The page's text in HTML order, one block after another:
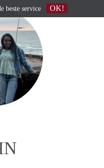
beste service OK!